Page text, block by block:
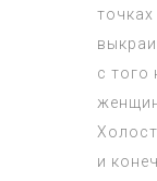
с того
и